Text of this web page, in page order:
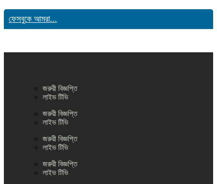
ফেসবুকে আমরা...
জরুরী বিজ্ঞপ্তি
লাইভ টিভি
জরুরী বিজ্ঞপ্তি
লাইভ টিভি
জরুরী বিজ্ঞপ্তি
লাইভ টিভি
জরুরী বিজ্ঞপ্তি
লাইভ টিভি